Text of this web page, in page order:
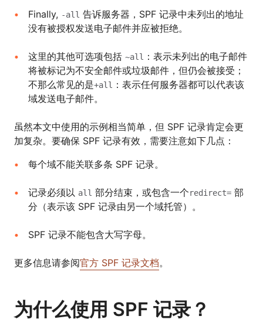
Finally, -all 告诉服务器，SPF 记录中未列出的地址
没有被授权发送电子邮件并应被拒绝。
这里的其他可选项包括 ~all
：表示未列出的电子邮件
将被标记为不安全邮件或垃圾邮件，但仍会被接受；
不那么常见的是+all
：表示任何服务器都可以代表该
域发送电子邮件。
虽然本文中使用的示例相当简单，但 SPF 记录肯定会更
加复杂。要确保 SPF 记录有效，需要注意如下几点：
每个域不能关联多条 SPF 记录。
记录必须以 all 部分结束，或包含一个redirect= 部
分（表示该 SPF 记录由另一个域托管）。
SPF 记录不能包含大写字母。
更多信息请参阅官方 SPF 记录文档。
为什么使用 SPF 记录？